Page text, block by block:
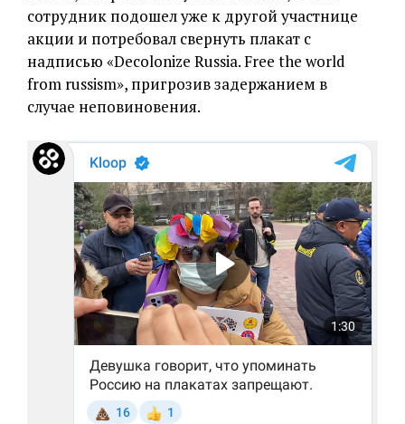
сотрудник подошел уже к другой участнице
акции и потребовал свернуть плакат с
надписью «Decolonize Russia. Free the world
from russism», пригрозив задержанием в
случае неповиновения.